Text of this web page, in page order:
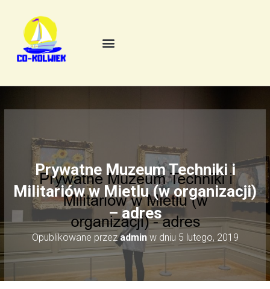
Prywatne Muzeum Techniki i
Militariów w Mietlu (w organizacji)
– adres
Opublikowane przezadminw dniu 5 lutego, 2019